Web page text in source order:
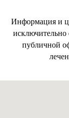
Информация и
исключительно
публичной